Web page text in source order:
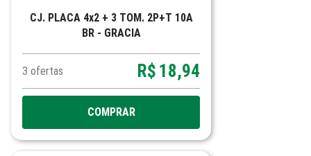
CJ. PLACA 4x2 + 3 TOM. 2P+T 10A
BR - GRACIA
3 ofertas R$ 18,94
COMPRAR